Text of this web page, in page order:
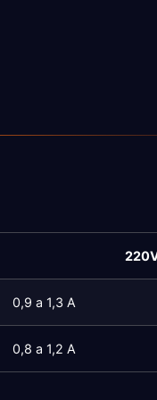
0,9 a 1,3 A
0,8 a 1,2 A